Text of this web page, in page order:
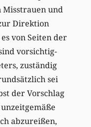
Misstrauen und
Direktion
von Seiten der
vorsichtig-
zuständig
sei
der Vorschlag
abzureißen,